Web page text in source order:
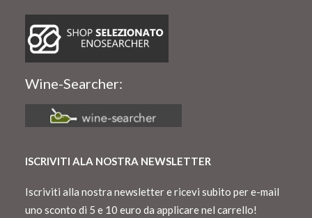
Wine-Searcher:
ISCRIVITI ALA NOSTRA NEWSLETTER
Iscriviti alla nostra newsletter e ricevi subito per e-mail
uno sconto di 5 e 10 euro da applicare nel carrello!